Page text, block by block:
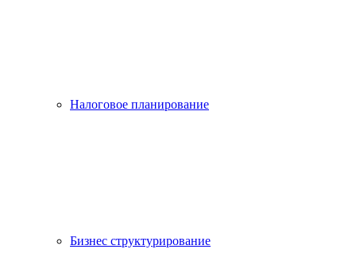
Налоговое планирование
Бизнес структурирование